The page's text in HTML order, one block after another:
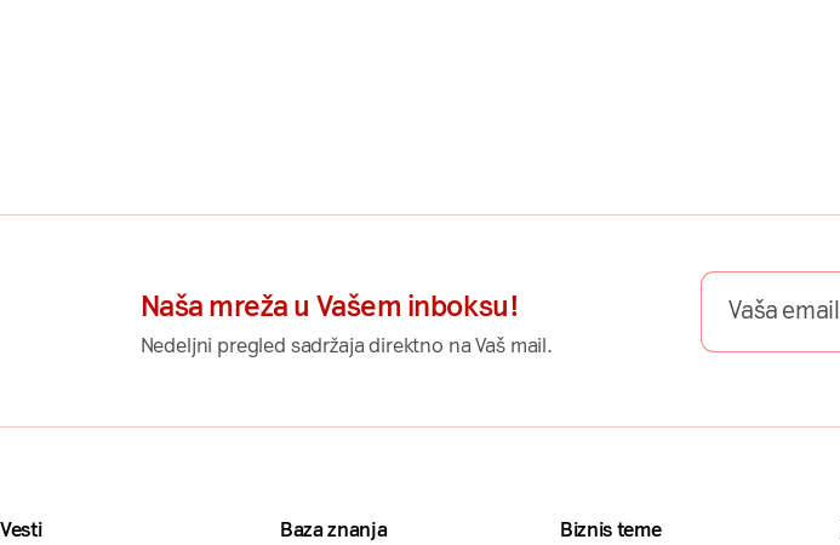
Naša mreža u Vašem inboksu!
Nedeljni pregled sadržaja direktno na Vaš mail.
Vesti Baza znanja Biznis teme